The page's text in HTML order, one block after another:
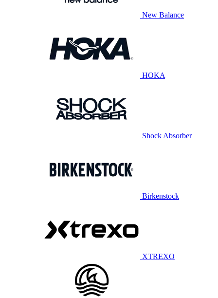
New Balance
HOKA
Shock Absorber
Birkenstock
XTREXO